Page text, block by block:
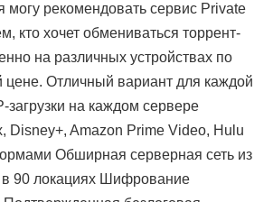
могу рекомендовать сервис Private
кто хочет обмениваться торрент-
на различных устройствах по
цене. Отличный вариант для каждой
на каждом сервере
Disney+, Amazon Prime Video, Hulu
Обширная серверная сеть из
в 90 локациях Шифрование